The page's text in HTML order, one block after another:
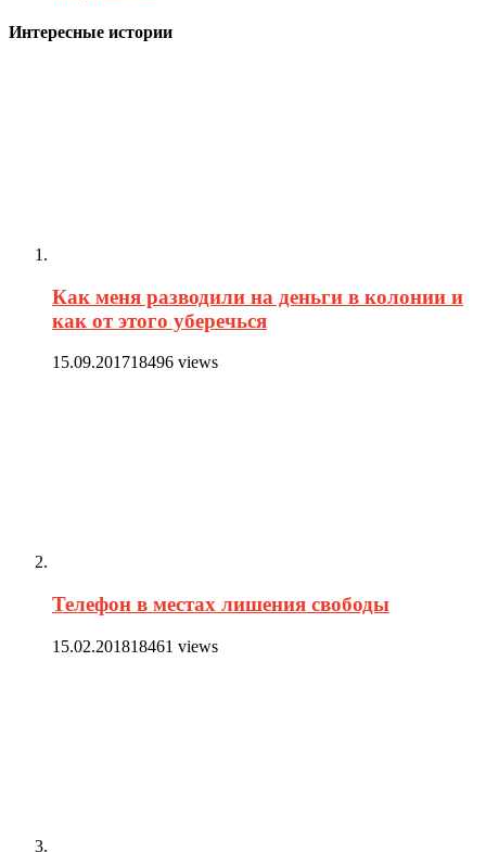
Интересные истории
Как меня разводили на деньги в колонии и
как от этого уберечься
15.09.201718496 views
Телефон в местах лишения свободы
15.02.201818461 views